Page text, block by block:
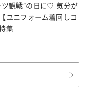
ツ観戦”の日に♡ 気分が
ユニフォーム着回しコ
集